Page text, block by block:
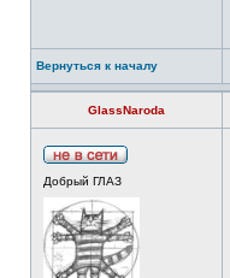
Вернуться к началу
GlassNaroda
Добрый ГЛАЗ